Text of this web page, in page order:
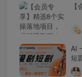
AI
短